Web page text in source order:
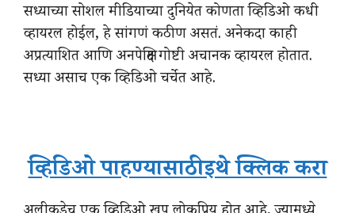
सध्याच्या सोशल मीडियाच्या दुनियेत कोणता व्हिडिओ कधी
व्हायरल होईल, हे सांगणं कठीण असतं. अनेकदा काही
अप्रत्याशित आणि अनपेक्षित गोष्टी अचानक व्हायरल होतात.
सध्या असाच एक व्हिडिओ चर्चेत आहे.
व्हिडिओ पाहण्यासाठी इथे क्लिक करा